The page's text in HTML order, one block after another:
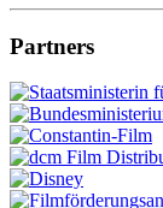
Partners